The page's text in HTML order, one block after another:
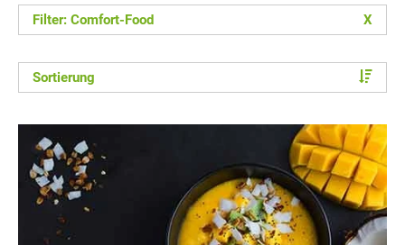
Filter: Comfort-Food X
Sortierung